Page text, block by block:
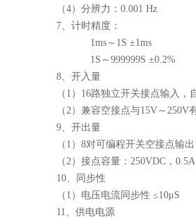
（4）分辨力：0.001 Hz
7、计时精度：
1ms～1S ±1ms
1S～999999S ±0.2%
8、开入量
（1）16路独立开关接点输入
（2）兼容空接点与15V～250V
9、开出量
（1）8对可编程开关空接点输出
（2）接点容量：250VDC，
10、同步性
（1）电压电流同步性 ≤10μS
11、供电电源